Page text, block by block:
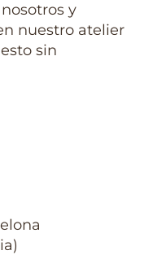
y
nuestro atelier
sin